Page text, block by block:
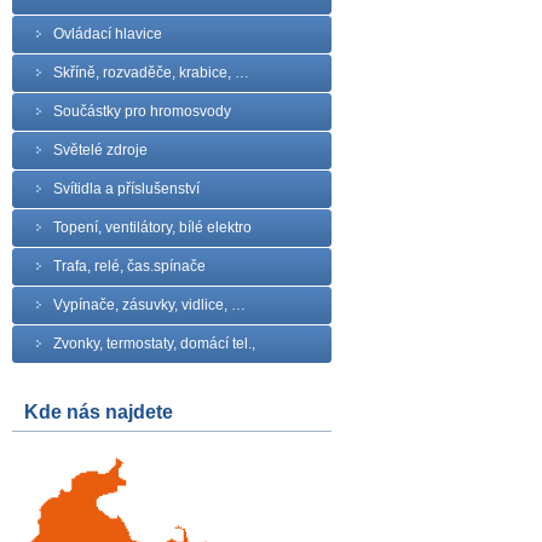
Ovládací hlavice
Skříně, rozvaděče, krabice, …
Součástky pro hromosvody
Světelé zdroje
Svítidla a příslušenství
Topení, ventilátory, bílé elektro
Trafa, relé, čas.spínače
Vypínače, zásuvky, vidlice, …
Zvonky, termostaty, domácí tel.,
Kde nás najdete